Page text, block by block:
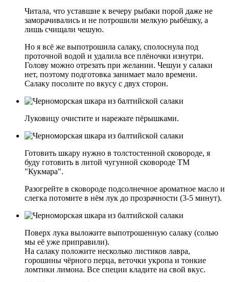
Читала, что уставшие к вечеру рыбаки порой даже не
заморачивались и не потрошили мелкую рыбёшку, а
лишь счищали чешую.
Но я всё же выпотрошила салаку, сполоснула под
проточной водой и удалила все плёночки изнутри.
Голову можно отрезать при желании. Чешуи у салаки
нет, поэтому подготовка занимает мало времени.
Салаку посолите по вкусу с двух сторон.
Луковицу очистите и нарежьте пёрышками.
Готовить шкару нужно в толстостенной сковороде, я
буду готовить в литой чугунной сковороде ТМ
"Кукмара".
Разогрейте в сковороде подсолнечное ароматное масло и
слегка потомите в нём лук до прозрачности (3-5 минут).
Поверх лука выложите выпотрошенную салаку (солью
мы её уже приправили).
На салаку положите несколько листиков лавра,
горошины чёрного перца, веточки укропа и тонкие
ломтики лимона. Все специи кладите на свой вкус.